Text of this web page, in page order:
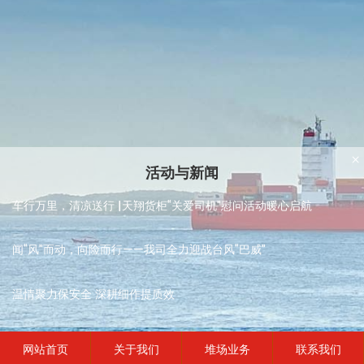
活动与新闻
车行万里，清凉送行 |天翔货柜“关爱司机”慰问活动暖心启航
闻“风”而动，向险而行——我司全力迎战台风“巴威”
温情聚力保安全 深耕细作提质效
×
网站首页 关于我们 堆场业务 联系我们